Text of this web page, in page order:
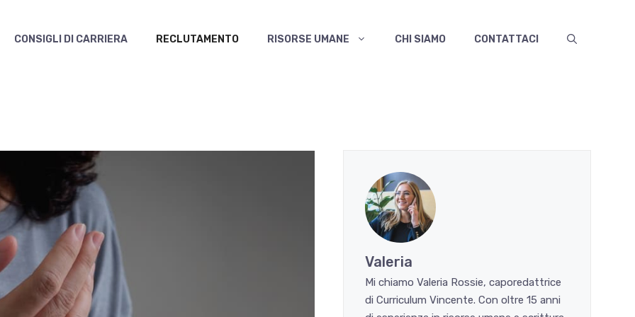
CONSIGLI DI CARRIERA RECLUTAMENTO RISORSE UMANE CHI SIAMO CONTATTACI
Valeria
Mi chiamo Valeria Rossie, caporedattrice
di Curriculum Vincente. Con oltre 15 anni